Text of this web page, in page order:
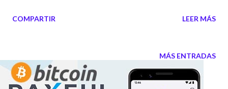
oficinas, restaurantes, salas de conferencias y otros
curiosamente los arquitectos Herzog & de Meuron , que ya
ganaron el premio Pritzker de arquitectura, llamado el
precio Nobel de la Arquitectura (otra cosa curiosa, ya que
COMPARTIR LEER MÁS
MÁS ENTRADAS